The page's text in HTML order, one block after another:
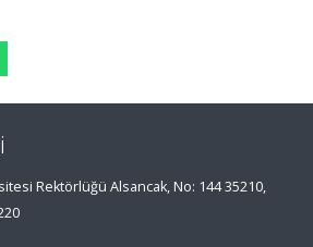
Rektörlüğü Alsancak, No: 144 35210,